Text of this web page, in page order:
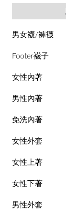
男女襪/褲襪
Footer襪子
女性內著
男性內著
免洗內著
女性外套
女性上著
女性下著
男性外套